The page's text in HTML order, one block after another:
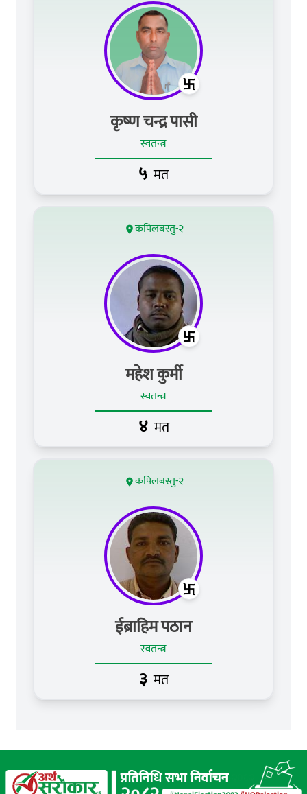
कृष्‍ण चन्द्र पासी
स्वतन्त्र
५ मत
कपिलबस्तु-२
महेश कुर्मी
स्वतन्त्र
४ मत
कपिलबस्तु-२
ईब्राहिम पठान
स्वतन्त्र
३ मत